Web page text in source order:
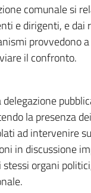
comunale si
e dirigenti, e
provvedono
il confronto.
la presenza
ad intervenire
in discussione
organi